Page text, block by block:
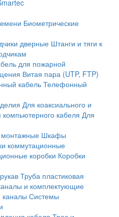
Биометрические
дверные Штанги и тяги к
для пожарной
Витая пара (UTP, FTP)
кабель Телефонный
Для коаксиального и
компьютерного кабеля Для
Шкафы
коммутационные
коробки Коробки
Труба пластиковая
и комплектующие
каналы Системы